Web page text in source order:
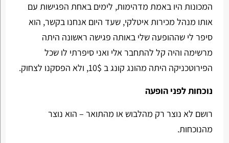
המכונות היו באמת מדהימות, לימים באחת הפגישות עם
אותו מנהל מכירות איטלקי, שעד היום אנחנו בקשר, הוא
סיפר לי שההופעה שלי באותה פגישה ראשונה היתה
מרשימה והיה קל להתחבר אלי ואני סיפרתי לו שכל
הפירוטכניקה היתה מהונג קונג ב 10$, ולא הפסקנו לצחוק.
נוכחות לפני הופעה
רושם לא נוצר רק מהלבוש או מהתואר – הוא נוצר
מהנוכחות.